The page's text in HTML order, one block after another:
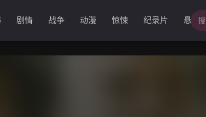
剧情 战争 动漫 惊悚 纪录片 悬疑